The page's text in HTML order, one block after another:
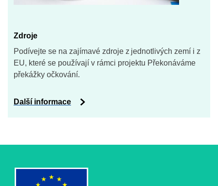
Zdroje
Podívejte se na zajímavé zdroje z jednotlivých zemí i z
EU, které se používají v rámci projektu Překonáváme
překážky očkování.
Další informace